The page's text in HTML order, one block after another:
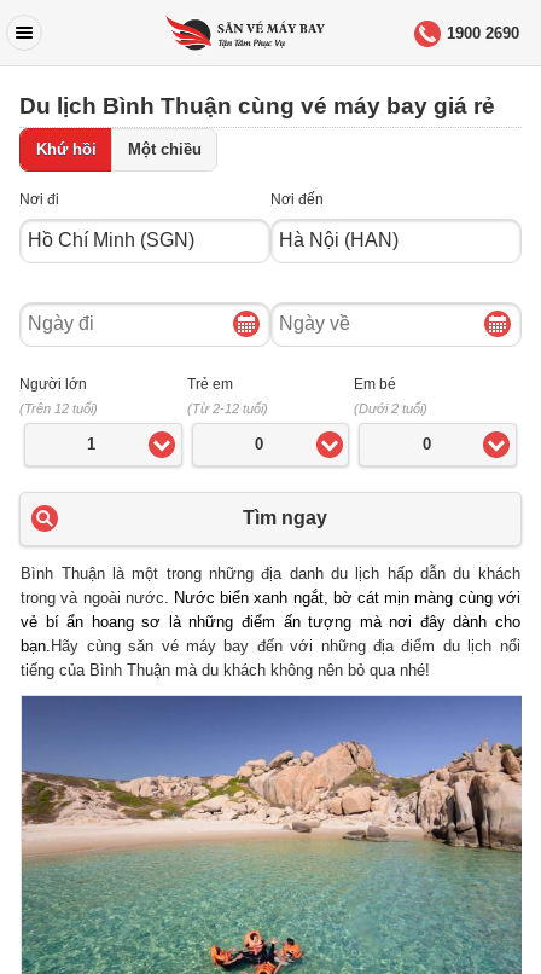
1900 2690
Du lịch Bình Thuận cùng vé máy bay giá rẻ
Khứ hồi Một chiều
Nơi đi Nơi đến
Ngày
đi
Ngày
về
Người lớn
(Trên 12 tuổi)
1
Trẻ em
(Từ 2-12 tuổi)
0
Em bé
(Dưới 2 tuổi)
0
Tìm ngay
Bình Thuận là một trong những địa danh du lịch hấp dẫn du khách
trong và ngoài nước.
Nước biển xanh ngắt, bờ cát mịn màng cùng với
vẻ bí ẩn hoang sơ là những điểm ấn tượng mà nơi đây dành cho
bạn. Hãy cùng săn vé máy bay đến với những địa điểm du lịch nổi
tiếng của Bình Thuận mà du khách không nên bỏ qua nhé!